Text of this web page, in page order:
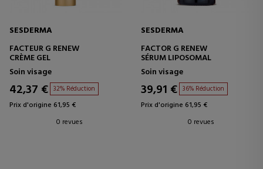
SESDERMA
FACTEUR G RENEW
CRÈME GEL
Soin visage
42,37 € 32% Réduction
Prix d'origine 61,95 €
0 revues
SESDERMA
FACTOR G RENEW
SÉRUM LIPOSOMAL
Soin visage
39,91 € 36% Réduction
Prix d'origine 61,95 €
0 revues